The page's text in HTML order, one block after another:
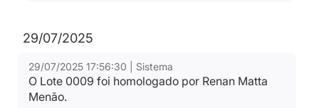
Tipo:Relatorio
29/07/2025
29/07/2025 17:56:30 | Sistema
O Lote 0009 foi homologado por Renan Matta
Menão.